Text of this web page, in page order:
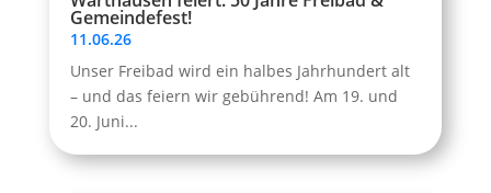
Gemeindefest!
11.06.26
Unser Freibad wird ein halbes Jahrhundert alt
– und das feiern wir gebührend! Am 19. und
20. Juni...